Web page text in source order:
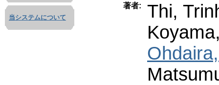
当システムについて
著者:
Thi,